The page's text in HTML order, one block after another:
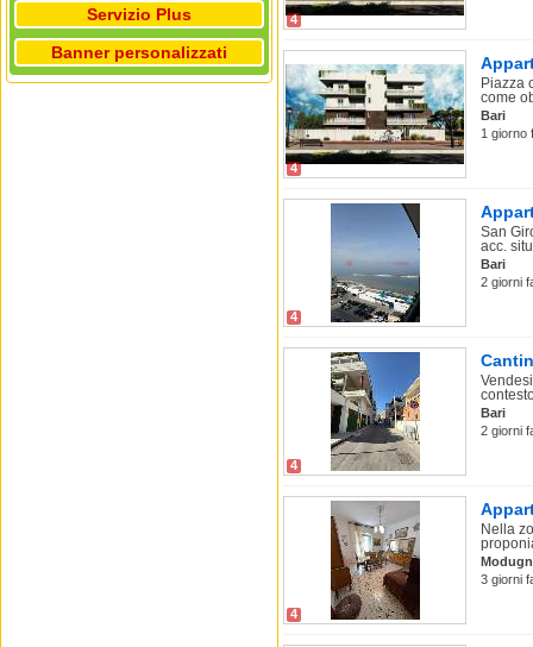
Servizio Plus
Banner personalizzati
4
4
Piazza
come
Bari
1 giorno
4
San
acc.
Bari
2 giorni
4
Bari
2 giorni
4
Nella
3 giorni